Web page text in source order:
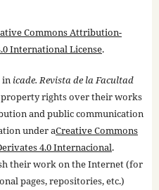
Commons Attribution-
International License.
in icade. Revista de la Facultad
rights over their works
and public communication
under aCreative Commons
4.0 Internacional.
their work on the Internet (for
pages, repositories, etc.)